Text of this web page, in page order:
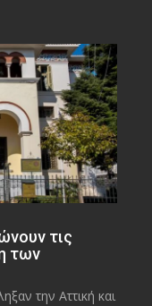
τις
των
την Αττική και